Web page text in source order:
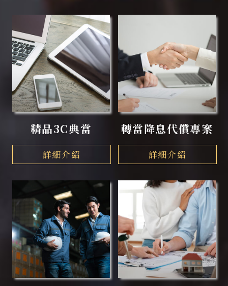
精品3C典當
詳細介紹
轉當降息代償專案
詳細介紹